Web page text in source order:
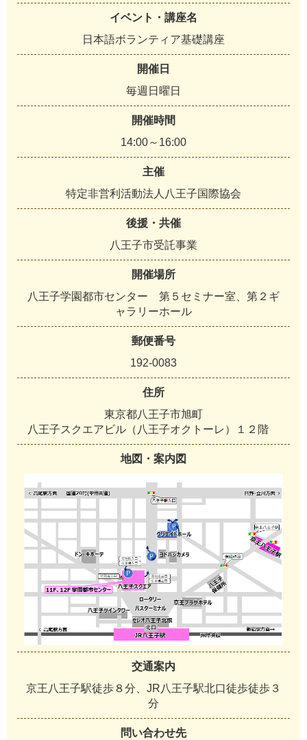
イベント・講座名
日本語ボランティア基礎講座
開催日
毎週日曜日
開催時間
14:00～16:00
主催
特定非営利活動法人八王子国際協会
後援・共催
八王子市受託事業
開催場所
八王子学園都市センター 第５セミナー室、第２ギ
ャラリーホール
郵便番号
192-0083
住所
東京都八王子市旭町
八王子スクエアビル（八王子オクトーレ）１２階
地図・案内図
交通案内
京王八王子駅徒歩８分、JR八王子駅北口徒歩徒歩３
分
問い合わせ先